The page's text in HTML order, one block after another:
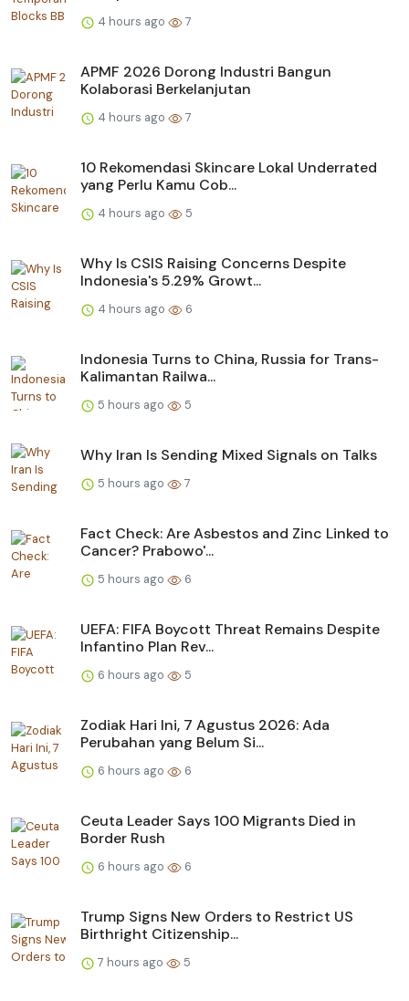
4 hours ago 7
APMF 2026 Dorong Industri Bangun
Kolaborasi Berkelanjutan
4 hours ago 7
10 Rekomendasi Skincare Lokal Underrated
yang Perlu Kamu Cob...
4 hours ago 5
Why Is CSIS Raising Concerns Despite
Indonesia's 5.29% Growt...
4 hours ago 6
Indonesia Turns to China, Russia for Trans-
Kalimantan Railwa...
5 hours ago 5
Why Iran Is Sending Mixed Signals on Talks
5 hours ago 7
Fact Check: Are Asbestos and Zinc Linked to
Cancer? Prabowo'...
5 hours ago 6
UEFA: FIFA Boycott Threat Remains Despite
Infantino Plan Rev...
6 hours ago 5
Zodiak Hari Ini, 7 Agustus 2026: Ada
Perubahan yang Belum Si...
6 hours ago 6
Ceuta Leader Says 100 Migrants Died in
Border Rush
6 hours ago 6
Trump Signs New Orders to Restrict US
Birthright Citizenship...
7 hours ago 5